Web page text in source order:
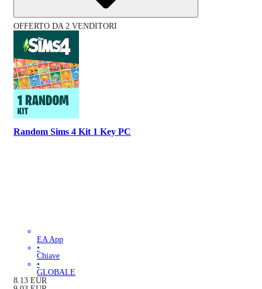
OFFERTO DA 2 VENDITORI
Random Sims 4 Kit 1 Key PC
EA App
•
Chiave
•
GLOBALE
8.13 EUR